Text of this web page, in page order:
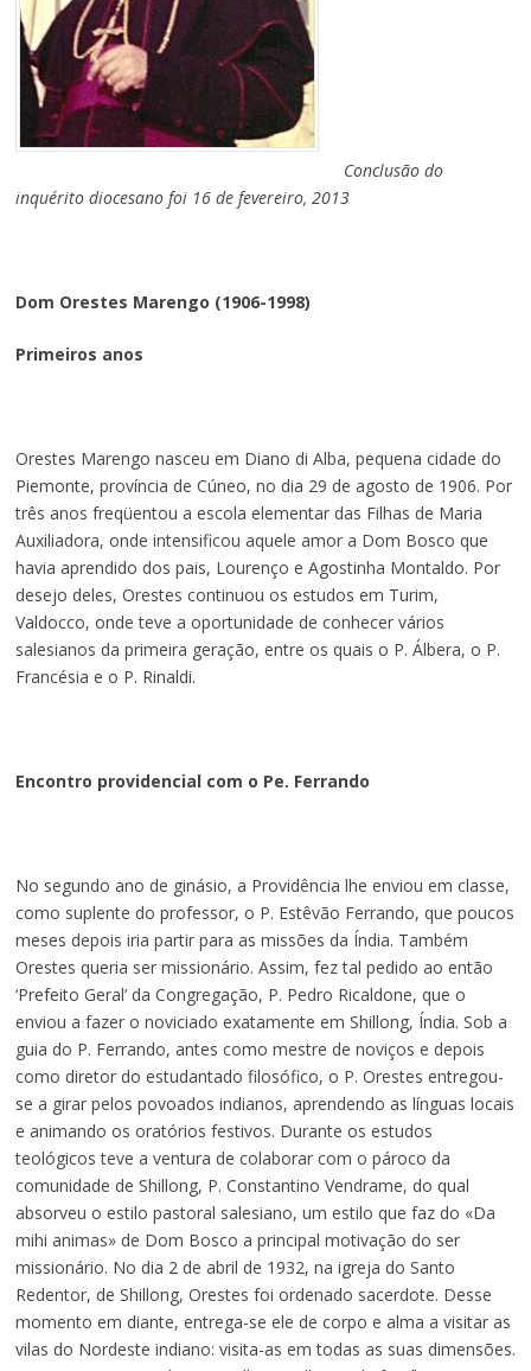
Conclusão do
inquérito diocesano foi 16 de fevereiro, 2013
Dom Orestes Marengo (1906-1998)
Primeiros anos
Orestes Marengo nasceu em Diano di Alba, pequena cidade do
Piemonte, província de Cúneo, no dia 29 de agosto de 1906. Por
três anos freqüentou a escola elementar das Filhas de Maria
Auxiliadora, onde intensificou aquele amor a Dom Bosco que
havia aprendido dos pais, Lourenço e Agostinha Montaldo. Por
desejo deles, Orestes continuou os estudos em Turim,
Valdocco, onde teve a oportunidade de conhecer vários
salesianos da primeira geração, entre os quais o P. Álbera, o P.
Francésia e o P. Rinaldi.
Encontro providencial com o Pe. Ferrando
No segundo ano de ginásio, a Providência lhe enviou em classe,
como suplente do professor, o P. Estêvão Ferrando, que poucos
meses depois iria partir para as missões da Índia. Também
Orestes queria ser missionário. Assim, fez tal pedido ao então
‘Prefeito Geral’ da Congregação, P. Pedro Ricaldone, que o
enviou a fazer o noviciado exatamente em Shillong, Índia. Sob a
guia do P. Ferrando, antes como mestre de noviços e depois
como diretor do estudantado filosófico, o P. Orestes entregou-
se a girar pelos povoados indianos, aprendendo as línguas locais
e animando os oratórios festivos. Durante os estudos
teológicos teve a ventura de colaborar com o pároco da
comunidade de Shillong, P. Constantino Vendrame, do qual
absorveu o estilo pastoral salesiano, um estilo que faz do «Da
mihi animas» de Dom Bosco a principal motivação do ser
missionário. No dia 2 de abril de 1932, na igreja do Santo
Redentor, de Shillong, Orestes foi ordenado sacerdote. Desse
momento em diante, entrega-se ele de corpo e alma a visitar as
vilas do Nordeste indiano: visita-as em todas as suas dimensões.